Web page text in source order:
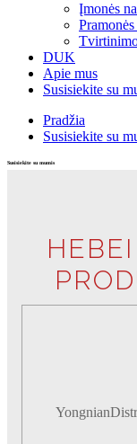
Įmonės
DUK
Apie mus
Susisiekite su
Pradžia
Susisiekite su
Susisiekite su mumis